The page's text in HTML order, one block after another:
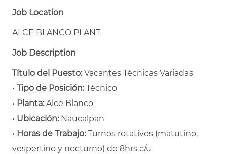
Job Location
ALCE BLANCO PLANT
Job Description
Título del Puesto: Vacantes Técnicas Variadas
• Tipo de Posición: Técnico
• Planta: Alce Blanco
• Ubicación: Naucalpan
• Horas de Trabajo: Turnos rotativos (matutino,
vespertino y nocturno) de 8hrs c/u